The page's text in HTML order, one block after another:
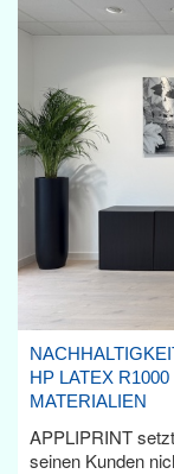
HP LATEX
MATERIALIEN
APPLIPRINT
seinen Kunden